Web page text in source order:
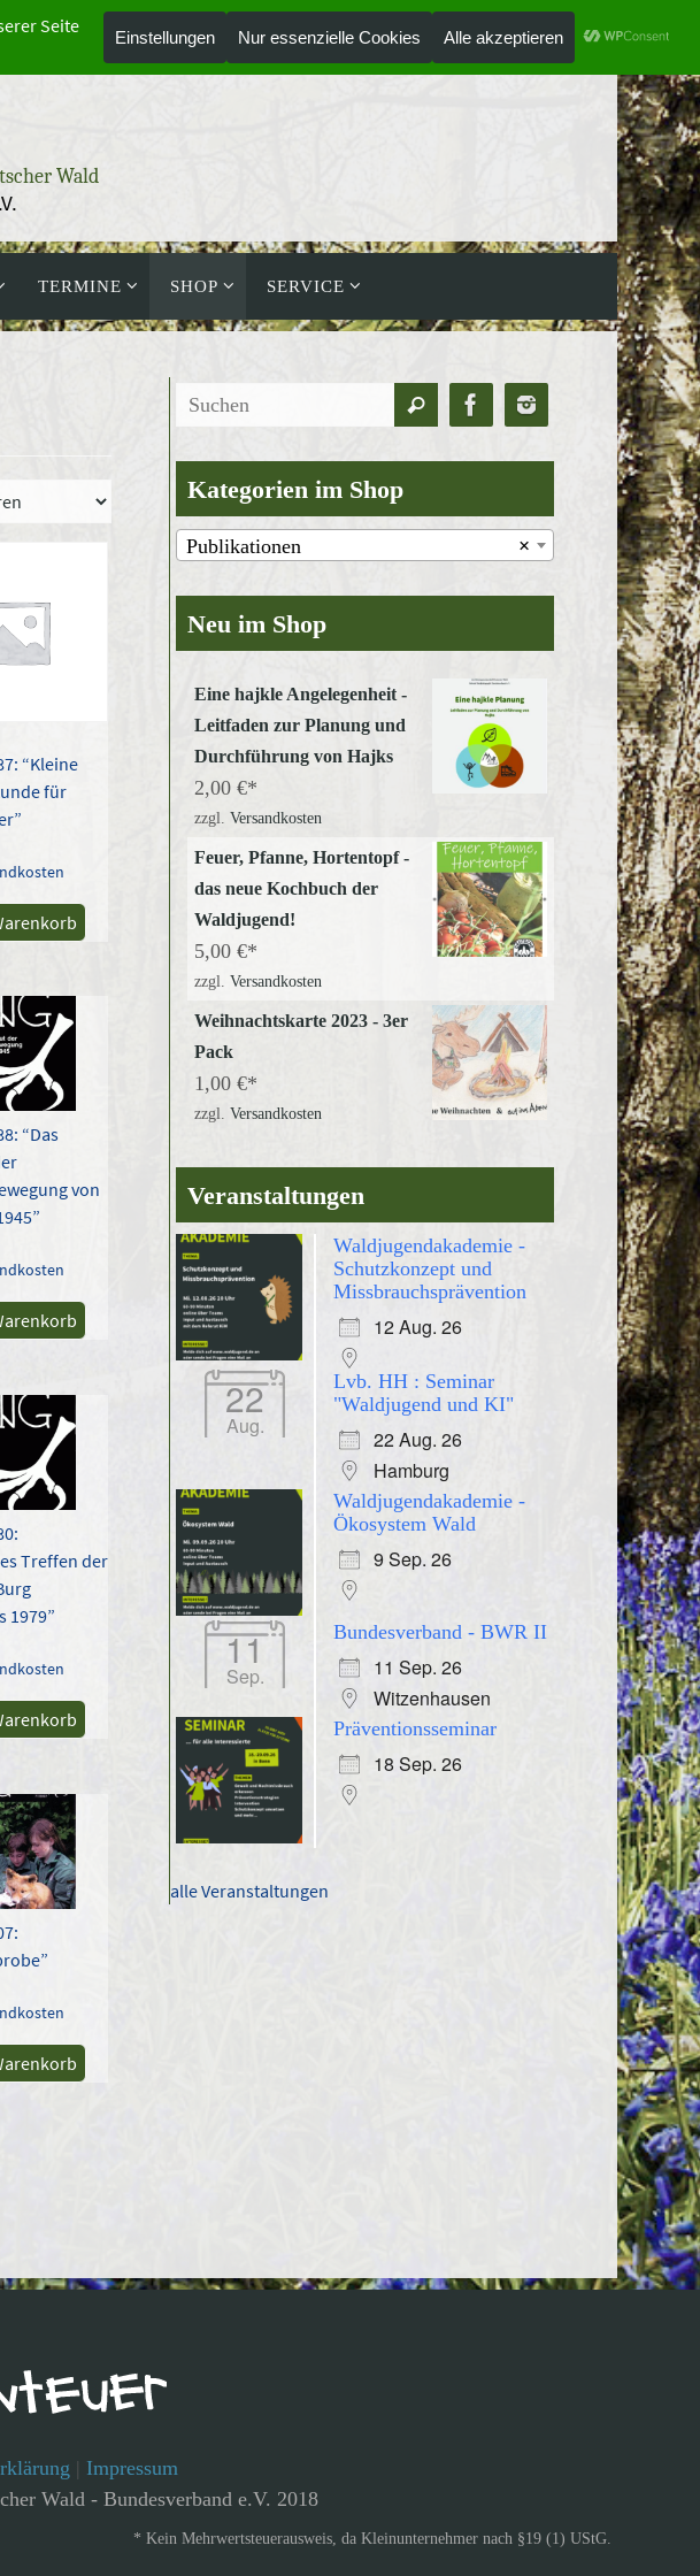
Wald
TERMINE SHOP SERVICE
“Kleine
für
“Das
von
Treffen der
1979”
Suchen
nach:
Suchen
Kategorien im Shop
×
Publikationen
Neu im Shop
Eine hajkle Angelegenheit -
Leitfaden zur Planung und
Durchführung von Hajks
2,00 €
zzgl. Versandkosten
Feuer, Pfanne, Hortentopf -
das neue Kochbuch der
Waldjugend!
5,00 €
zzgl. Versandkosten
Weihnachtskarte 2023 - 3er
Pack
1,00 €
zzgl. Versandkosten
Veranstaltungen
Waldjugendakademie -
Schutzkonzept und
Missbrauchsprävention
12 Aug. 26
22
Aug.
Lvb. HH : Seminar
"Waldjugend und KI"
22 Aug. 26
Hamburg
Waldjugendakademie -
Ökosystem Wald
9 Sep. 26
11
Sep.
Bundesverband - BWR II
11 Sep. 26
Witzenhausen
Präventionsseminar
18 Sep. 26
alle Veranstaltungen
| Impressum
Wald - Bundesverband e.V. 2018
* Kein Mehrwertsteuerausweis, da Kleinunternehmer nach §19 (1) UStG.